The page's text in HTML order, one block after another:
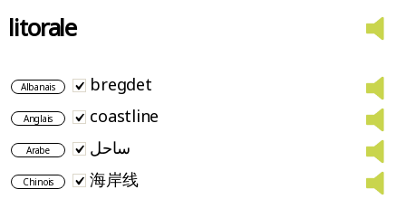
litorale
Albanais bregdet
Anglais coastline
Arabe ساحل
Chinois 海岸线